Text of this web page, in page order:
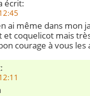
écrit:
ai même dans mon
et coquelicot mais
courage à vous les